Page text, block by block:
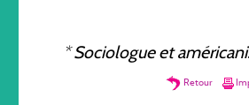
*Sociologue et
Retour